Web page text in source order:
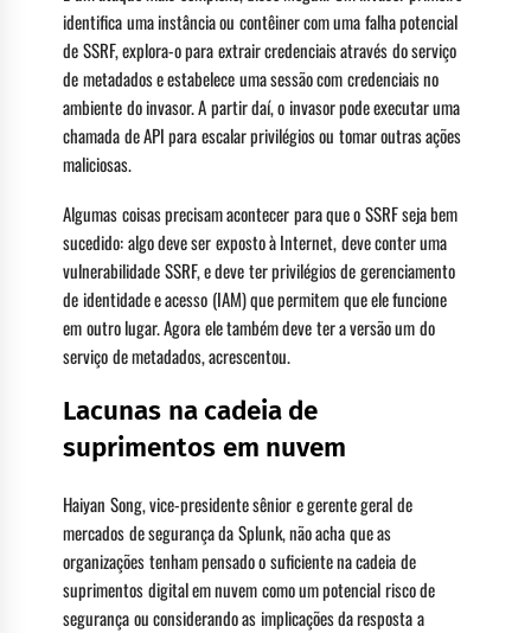
identifica uma instância ou contêiner com uma falha potencial
de SSRF, explora-o para extrair credenciais através do serviço
de metadados e estabelece uma sessão com credenciais no
ambiente do invasor. A partir daí, o invasor pode executar uma
chamada de API para escalar privilégios ou tomar outras ações
maliciosas.
Algumas coisas precisam acontecer para que o SSRF seja bem
sucedido: algo deve ser exposto à Internet, deve conter uma
vulnerabilidade SSRF, e deve ter privilégios de gerenciamento
de identidade e acesso (IAM) que permitem que ele funcione
em outro lugar. Agora ele também deve ter a versão um do
serviço de metadados, acrescentou.
Lacunas na cadeia de
suprimentos em nuvem
Haiyan Song, vice-presidente sênior e gerente geral de
mercados de segurança da Splunk, não acha que as
organizações tenham pensado o suficiente na cadeia de
suprimentos digital em nuvem como um potencial risco de
segurança ou considerando as implicações da resposta a